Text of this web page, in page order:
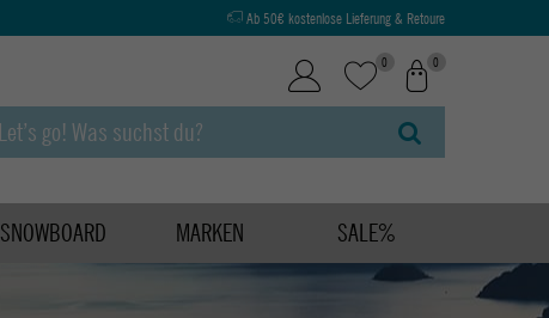
Ab 50€ kostenlose Lieferung & Retoure
0 0
SNOWBOARD MARKEN SALE%